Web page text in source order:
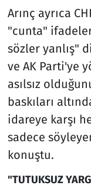
Arınç ayrıca
"cunta"
sözler yanlış"
ve AK Parti'ye
asılsız
baskıları
idareye karşı
sadece
konuştu.
"TUTUKSUZ